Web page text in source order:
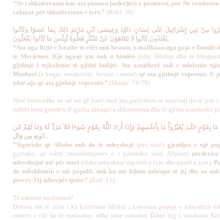
“Ne i shkatërruam kur ata punuan padrejtësi e poshtërsi, por Ne
caktuar për shkatërrimin e tyre.” (Kehf: 59)
مِنْ بَنِي إِسْرَائِيلَ عَلَى لِسَانِ دَاوُدَ وَعِيسَى ابْنِ مَرْيَمَ ذَلِكَ بِمَا عَصَوْا وَكَانُوا
يَعْتَدُونَ.كَانُوا لَا يَتَنَاهَوْنَ عَنْ مُنْكَرٍ فَعَلُوهُ لَبِئْسَ مَا كَانُوا يَفْعَلُونَ.
“Ata nga Bijtë e Israilit të cilët nuk besuan, u mallkuan nga goja e Daudit
të Merjemes. Kjo ngaqë ata nuk u bindën(ndaj Allahut dhe të
gjithnjë i tejkalonin të gjithë kufijtë. Ata asnjëherë nuk e ndalonin
Munkeri(e keqja, mosbesimi, besimi i rremë) që ata gjithnjë vepronin. E
ishte ajo që ata gjithnjë vepronin.” (Maide: 78-79)
Nëse biem edhe ne në atë që kanë rënë ata, padyshim se rezultati do të jetë i
radhët tona gjenden të gjitha shkaqet e shkatërrimit dhe të gjitha standardet
مَا بِقَوْمٍ حَتَّىٰ يُغَيّرُواْ مَا بِأَنفُسِهِمْ وَإِذَا أَرَادَ اللَّهُ بِقَوْمٍ سُوءا فَلاَ مَرَدَّ لَهُ وَمَا لَهُمْ مّن
دُونِهِ مِن وَال .
“Sigurisht që Allahu nuk do të ndryshojë (për mirë) gjendjen e një
gjynahe, që është mosmirënjohës e i pabindur ndaj Allahut)
ndryshojnë atë për mirë (duke ndryshuar shpirtin e tyre dhe punët e tyre).
do ndëshkimin e një populli, nuk ka më kthim mbrapa të tij dhe as
përveç Tij mbrojtës tjetër.” (Rad: 11)
Të nderuar muslimanë!
Dënimi me të cilin i ka kërcënuar Allahu i Lartësuar popujt e ndryshëm
vërtetë, i cili do të realizohet, edhe nëse vonohet. Është ligj i vendosur.